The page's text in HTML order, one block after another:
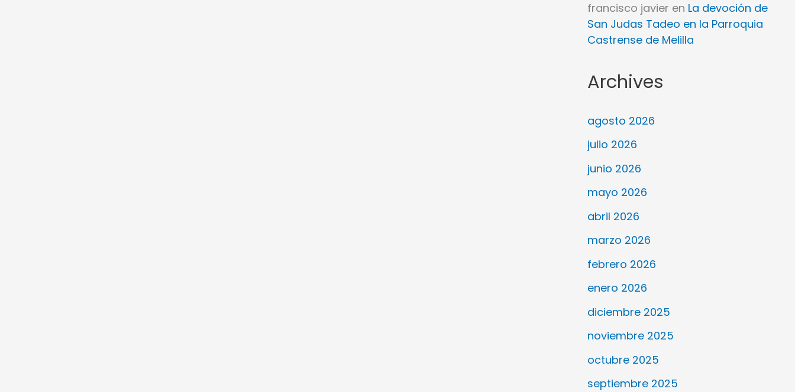
francisco javier en La devoción de
San Judas Tadeo en la Parroquia
Castrense de Melilla
Archives
agosto 2026
julio 2026
junio 2026
mayo 2026
abril 2026
marzo 2026
febrero 2026
enero 2026
diciembre 2025
noviembre 2025
octubre 2025
septiembre 2025